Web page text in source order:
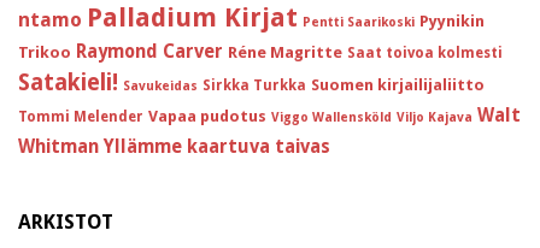
ntamo Palladium Kirjat Pentti Saarikoski Pyynikin
Trikoo Raymond Carver Réne Magritte Saat toivoa kolmesti
Satakieli! Savukeidas Sirkka Turkka Suomen kirjailijaliitto
Tommi Melender Vapaa pudotus Viggo Wallensköld Viljo Kajava Walt
Whitman Yllämme kaartuva taivas
ARKISTOT